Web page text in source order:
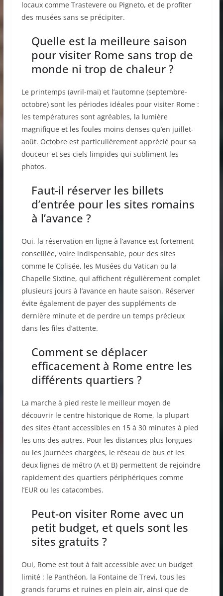
locaux comme Trastevere ou Pigneto, et de profiter
des musées sans se précipiter.
Quelle est la meilleure saison
pour visiter Rome sans trop de
monde ni trop de chaleur ?
Le printemps (avril-mai) et l’automne (septembre-
octobre) sont les périodes idéales pour visiter Rome :
les températures sont agréables, la lumière
magnifique et les foules moins denses qu’en juillet-
août. Octobre est particulièrement apprécié pour sa
douceur et ses ciels limpides qui subliment les
photos.
Faut-il réserver les billets
d’entrée pour les sites romains
à l’avance ?
Oui, la réservation en ligne à l’avance est fortement
conseillée, voire indispensable, pour des sites
comme le Colisée, les Musées du Vatican ou la
Chapelle Sixtine, qui affichent régulièrement complet
plusieurs jours à l’avance en haute saison. Réserver
évite également de payer des suppléments de
dernière minute et de perdre un temps précieux
dans les files d’attente.
Comment se déplacer
efficacement à Rome entre les
différents quartiers ?
La marche à pied reste le meilleur moyen de
découvrir le centre historique de Rome, la plupart
des sites étant accessibles en 15 à 30 minutes à pied
les uns des autres. Pour les distances plus longues
ou les journées chargées, le réseau de bus et les
deux lignes de métro (A et B) permettent de rejoindre
rapidement des quartiers périphériques comme
l’EUR ou les catacombes.
Peut-on visiter Rome avec un
petit budget, et quels sont les
sites gratuits ?
Oui, Rome est tout à fait accessible avec un budget
limité : le Panthéon, la Fontaine de Trevi, tous les
grands forums et ruines en plein air, ainsi que de